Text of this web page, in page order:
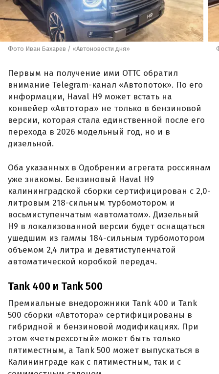
Фото Иван Бахарев / «Автоновости дня»
Первым на получение ими ОТТС обратил
внимание Telegram-канал «Автопоток». По его
информации, Haval H9 может встать на
конвейер «Автотора» не только в бензиновой
версии, которая стала единственной после его
перехода в 2026 модельный год, но и в
дизельной.
Оба указанных в Одобрении агрегата россиянам
уже знакомы. Бензиновый Haval H9
калининградской сборки сертифицирован с 2,0-
литровым 218-сильным турбомотором и
восьмиступенчатым «автоматом». Дизельный
H9 в локализованной версии будет оснащаться
ушедшим из гаммы 184-сильным турбомотором
объемом 2,4 литра и девятиступенчатой
автоматической коробкой передач.
Tank 400 и Tank 500
Премиальные внедорожники Tank 400 и Tank
500 сборки «Автотора» сертифицированы в
гибридной и бензиновой модификациях. При
этом «четырехсотый» может быть только
пятиместным, а Tank 500 может выпускаться в
Калининграде как с пятиместным, так и с